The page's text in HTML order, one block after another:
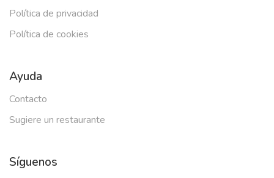
Política de privacidad
Política de cookies
Ayuda
Contacto
Sugiere un restaurante
Síguenos